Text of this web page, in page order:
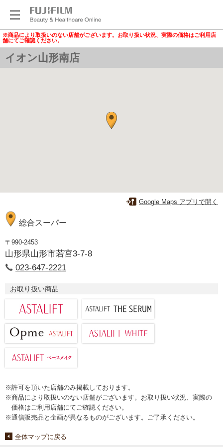
※商品により取扱いのない店舗がございます。お取り扱い状況、実際の価格はご利用店
舗にてご確認ください。
イオン山形南店
Google Maps アプリで開く
総合スーパー
〒990-2453
山形県山形市若宮3-7-8
023-647-2221
お取り扱い商品
※許可を頂いた店舗のみ掲載しております。
※商品により取扱いのない店舗がございます。お取り扱い状況、実際の
価格はご利用店舗にてご確認ください。
※通信販売品と企画が異なるものがございます。ご了承ください。
全体マップに戻る